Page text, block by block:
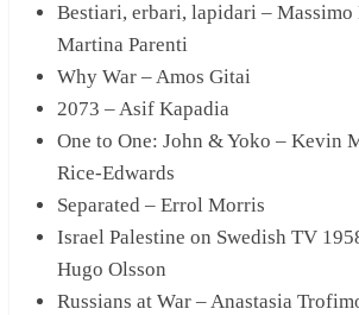
Bestiari, erbari, lapidari –
Martina Parenti
Why War – Amos Gitai
2073 – Asif Kapadia
One to One: John & Yoko – Kevin
Rice-Edwards
Separated – Errol Morris
Israel Palestine on Swedish TV
Hugo Olsson
Russians at War – Anastasia